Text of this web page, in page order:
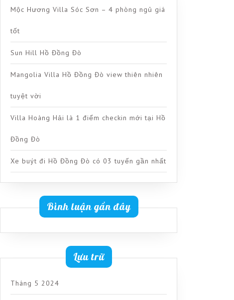
Mộc Hương Villa Sóc Sơn – 4 phòng ngủ giá
tốt
Sun Hill Hồ Đồng Đò
Mangolia Villa Hồ Đồng Đò view thiên nhiên
tuyệt vời
Villa Hoàng Hải là 1 điểm checkin mới tại Hồ
Đồng Đò
Xe buýt đi Hồ Đồng Đò có 03 tuyến gần nhất
Bình luận gần đây
Lưu trữ
Tháng 5 2024